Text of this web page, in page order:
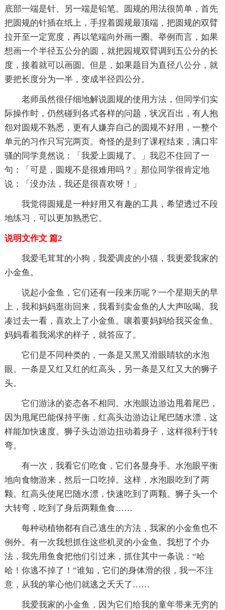
底部一端是针、另一端是铅笔。圆规的用法很简单，首先
把圆规的针插在纸上，手捏着圆规最顶端，把圆规的双臂
拉开至一定宽度，再以笔端向外画一圈。举例而言，如果
想画一个半径五公分的圆，就把园规双臂调到五公分的长
度，接着就可以画圆。但是，如果题目为直径八公分，就
要把长度分为一半，变成半径四公分。
老师虽然很仔细地解说圆规的使用方法，但同学们实
际操作时，仍然碰到各式各样的问题，状况百出，有人抱
怨对圆规不熟悉，更有人嫌弃自己的圆规不好用，一整个
单元的习作只写完两页。奇怪的是到了课程结束，满口牢
骚的同学竟然说：「我爱上圆规了。」我忍不住回了一
句：「可是，圆规不是很难用吗？」那位同学很肯定地
说：「没办法，我还是很喜欢呀！」
我觉得圆规是一种好用又有趣的工具，希望透过不段
地练习，可以更加熟悉它。
说明文作文 篇2
我爱毛茸茸的小狗，我爱调皮的小猫，我更爱我家的
小金鱼。
说起小金鱼，它们还有一段来历呢？一个星期天的早
上，我和妈妈逛街回来，我看到卖金鱼的人大声吆喝。我
凑过去一看，喜欢上了小金鱼。嚷着要妈妈给我买金鱼。
妈妈看着我渴求的样子，就答应了。
它们是不同种类的，一条是又黑又滑眼睛软的水泡
眼。一条是又红又红的红高头，另一条是又红又大的狮子
头。
它们游泳的姿态各不相同。水泡眼边游边甩着尾巴，
因为甩尾巴能保持平衡，红高头边游边让尾巴随水漂，这
样能加快速度。狮子头边游边扭动着身子，这样很利于转
弯。
有一次，我看它们吃食，它们各显身手。水泡眼平衡
地向食物游来，然后一口吃掉。这样，水泡眼吃到了两
颗。红高头使尾巴随水漂，快速吃到了两颗。狮子头一个
大转弯，吃到了身后两颗鱼食……
每种动植物都有自己逃生的方法，我家的小金鱼也不
例外。有一次我想抓住这些机灵的小金鱼。我想了个办
法，我先用鱼食把他们引过来，抓住其中一条说：“哈
哈！你逃不掉了！”谁知，它们的身体滑的很，我一不注
意，从我的掌心他们就逃之夭夭了……
我爱我家的小金鱼，因为它们给我的童年带来无穷的